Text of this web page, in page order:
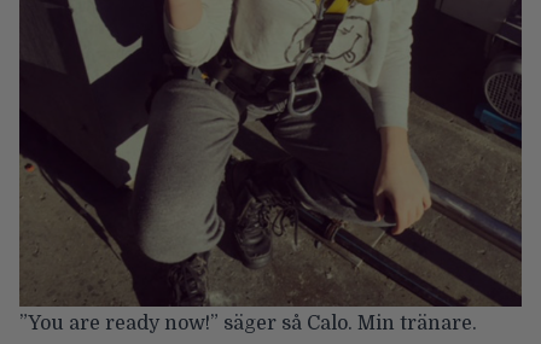
”You are ready now!” säger så Calo. Min tränare.